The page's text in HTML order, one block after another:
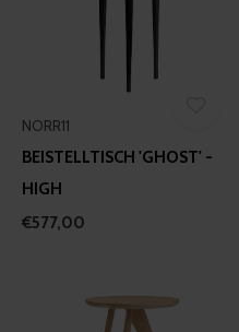
NORR11
BEISTELLTISCH 'GHOST' -
HIGH
€577,00